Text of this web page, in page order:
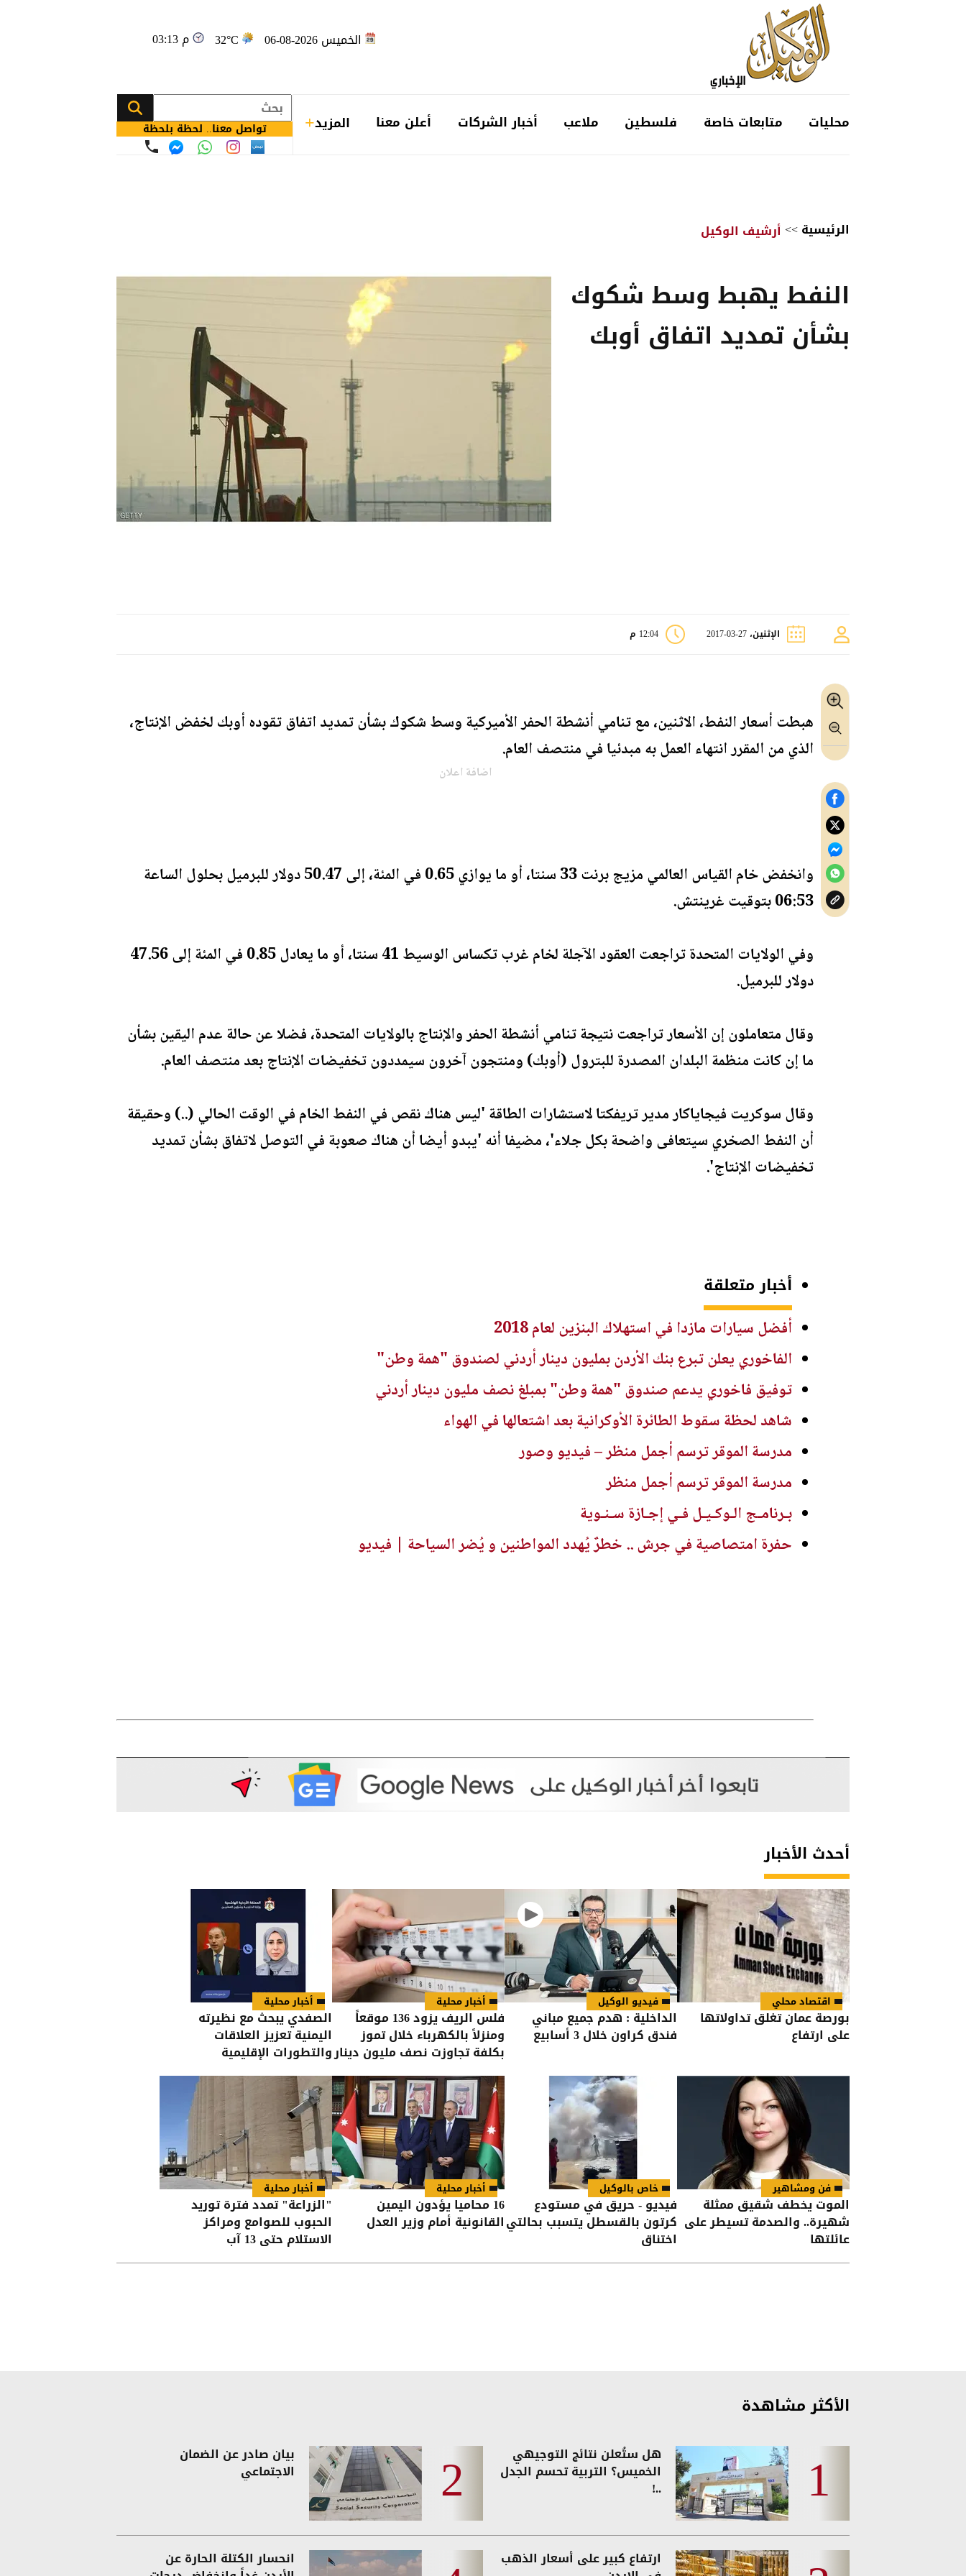
الخميس 2026-08-06 32°C 03:13 م
محليات متابعات خاصة فلسطين ملاعب أخبار الشركات أعلن معنا المزيد تواصل معنا.. لحظة بلحظة
الرئيسية>>أرشيف الوكيل
النفط يهبط وسط شكوك
بشأن تمديد اتفاق أوبك
الإثنين، 27-03-2017 12:04 م
هبطت أسعار النفط، الاثنين، مع تنامي أنشطة الحفر الأميركية وسط شكوك بشأن تمديد اتفاق تقوده أوبك لخفض الإنتاج،
الذي من المقرر انتهاء العمل به مبدئيا في منتصف العام.
اضافة اعلان
وانخفض خام القياس العالمي مزيج برنت 33 سنتا، أو ما يوازي 0.65 في المئة، إلى 50.47 دولار للبرميل بحلول الساعة
06:53 بتوقيت غرينتش.
وفي الولايات المتحدة تراجعت العقود الآجلة لخام غرب تكساس الوسيط 41 سنتا، أو ما يعادل 0.85 في المئة إلى 47.56
دولار للبرميل.
وقال متعاملون إن الأسعار تراجعت نتيجة تنامي أنشطة الحفر والإنتاج بالولايات المتحدة، فضلا عن حالة عدم اليقين بشأن
ما إن كانت منظمة البلدان المصدرة للبترول (أوبك) ومنتجون آخرون سيمددون تخفيضات الإنتاج بعد منتصف العام.
وقال سوكريت فيجاياكار مدير تريفكتا لاستشارات الطاقة 'ليس هناك نقص في النفط الخام في الوقت الحالي (..) وحقيقة
أن النفط الصخري سيتعافى واضحة بكل جلاء'، مضيفا أنه 'يبدو أيضا أن هناك صعوبة في التوصل لاتفاق بشأن تمديد
تخفيضات الإنتاج'.
أخبار متعلقة
أفضل سيارات مازدا في استهلاك البنزين لعام 2018
الفاخوري يعلن تبرع بنك الأردن بمليون دينار أردني لصندوق "همة وطن"
توفيق فاخوري يدعم صندوق "همة وطن" بمبلغ نصف مليون دينار أردني
شاهد لحظة سقوط الطائرة الأوكرانية بعد اشتعالها في الهواء
مدرسة الموقر ترسم أجمل منظر – فيديو وصور
مدرسة الموقر ترسم أجمل منظر
بـرنامـج الـوكـيـل فـي إجـازة سـنـوية
حفرة امتصاصية في جرش .. خطرٌ يُهدد المواطنين و يُضر السياحة | فيديو
أحدث الأخبار
اقتصاد محلي
بورصة عمان تغلق تداولاتها
على ارتفاع
فيديو الوكيل
الداخلية : هدم جميع مباني
فندق كراون خلال 3 أسابيع
أخبار محلية
فلس الريف يزود 136 موقعاً
ومنزلاً بالكهرباء خلال تموز
بكلفة تجاوزت نصف مليون دينار
أخبار محلية
الصفدي يبحث مع نظيرته
اليمنية تعزيز العلاقات
والتطورات الإقليمية
فن ومشاهير
الموت يخطف شقيق ممثلة
شهيرة.. والصدمة تسيطر على
عائلتها
خاص بالوكيل
فيديو - حريق في مستودع
كرتون بالقسطل يتسبب بحالتي
اختناق
أخبار محلية
16 محاميا يؤدون اليمين
القانونية أمام وزير العدل
أخبار محلية
"الزراعة" تمدد فترة توريد
الحبوب للصوامع ومراكز
الاستلام حتى 13 آب
الأكثر مشاهدة
هل ستُعلن نتائج التوجيهي
الخميس؟ التربية تحسم الجدل
..!
بيان صادر عن الضمان
الاجتماعي
ارتفاع كبير على أسعار الذهب انحسار الكتلة الحارة عن